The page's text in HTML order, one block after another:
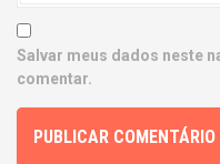
Salvar meus dados neste
comentar.